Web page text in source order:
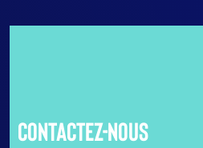
Contactez-nous